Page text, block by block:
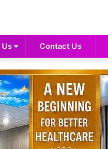
Us Contact Us